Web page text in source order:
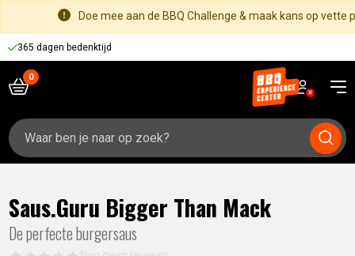
Doe mee aan de BBQ Challenge & maak kans op vette
365 dagen bedenktijd
Zoeken
naar:
Saus.Guru Bigger Than Mack
De perfecte burgersaus